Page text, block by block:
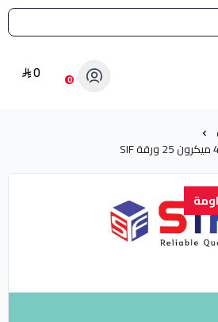
النادر طباعة حرارية 0
0